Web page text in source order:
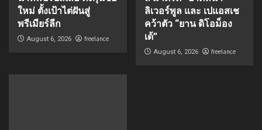
ใหม่ ตั้งเป้าไต่ฝันสู่
พรีเมียร์ลีก
August 6, 2026 freelance
ลิเวอร์พูล และ เปแอสเช
คว้าตัว “ยาน ดิโอม็อง
เด้”
August 6, 2026 freelance